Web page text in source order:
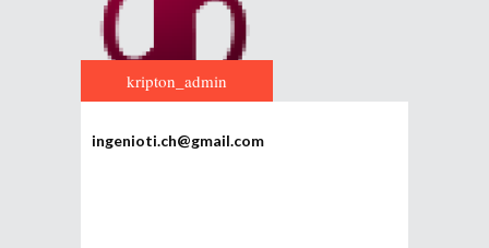
kripton_admin
ingenioti.ch@gmail.com